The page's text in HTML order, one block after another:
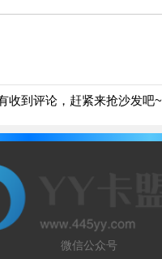
收到评论，赶紧来抢沙发吧~
微信公众号